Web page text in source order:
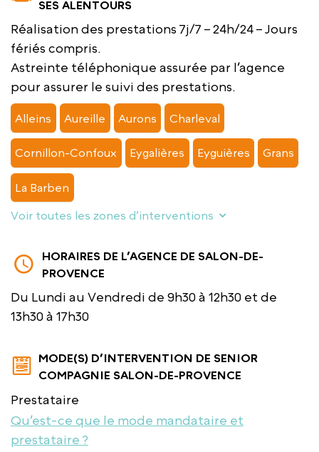
SES ALENTOURS
Réalisation des prestations 7j/7 – 24h/24 – Jours
fériés compris.
Astreinte téléphonique assurée par l’agence
pour assurer le suivi des prestations.
Alleins Aureille Aurons Charleval
Cornillon-Confoux Eygalières Eyguières Grans
La Barben
Voir toutes les zones d’interventions
HORAIRES DE L’AGENCE DE SALON-DE-
PROVENCE
Du Lundi au Vendredi de 9h30 à 12h30 et de
13h30 à 17h30
MODE(S) D’INTERVENTION DE SENIOR
COMPAGNIE SALON-DE-PROVENCE
Prestataire
Qu’est-ce que le mode mandataire et
prestataire ?